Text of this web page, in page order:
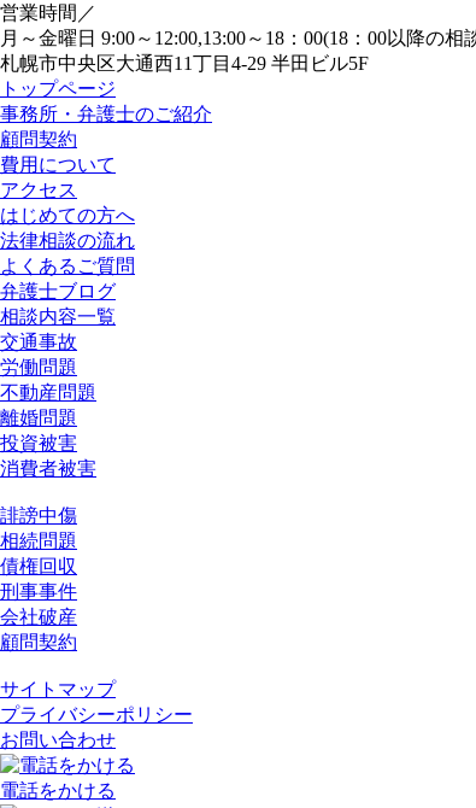
営業時間／
月～金曜日 9:00～12:00,13:00～18：00(18：00以降の相
札幌市中央区大通西11丁目4-29 半田ビル5F
トップページ
事務所・弁護士のご紹介
顧問契約
費用について
アクセス
はじめての方へ
法律相談の流れ
よくあるご質問
弁護士ブログ
相談内容一覧
交通事故
労働問題
不動産問題
離婚問題
投資被害
消費者被害
誹謗中傷
相続問題
債権回収
刑事事件
会社破産
顧問契約
サイトマップ
プライバシーポリシー
お問い合わせ
電話をかける